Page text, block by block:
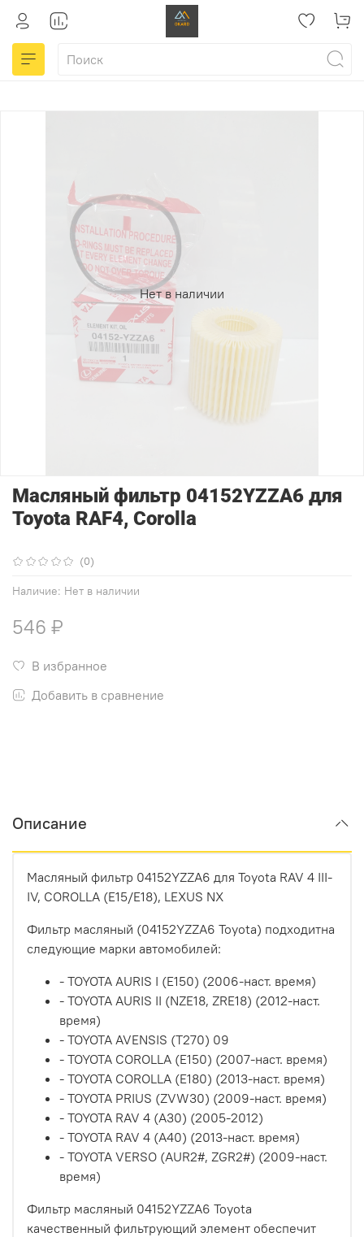
Нет в наличии
(0)
Наличие: Нет в наличии
Масляный фильтр 04152YZZA6 для
Toyota RAF4, Corolla
546 ₽
В избранное
Добавить в сравнение
Описание
Масляный фильтр 04152YZZA6 для Toyota RAV 4 III-
IV, COROLLA (E15/E18), LEXUS NX
Фильтр масляный (04152YZZA6 Toyota) подходитна
следующие марки автомобилей:
- TOYOTA AURIS I (E150) (2006-наст. время)
- TOYOTA AURIS II (NZE18, ZRE18) (2012-наст.
время)
- TOYOTA AVENSIS (T270) 09
- TOYOTA COROLLA (E150) (2007-наст. время)
- TOYOTA COROLLA (E180) (2013-наст. время)
- TOYOTA PRIUS (ZVW30) (2009-наст. время)
- TOYOTA RAV 4 (A30) (2005-2012)
- TOYOTA RAV 4 (A40) (2013-наст. время)
- TOYOTA VERSO (AUR2#, ZGR2#) (2009-наст.
время)
Фильтр масляный 04152YZZA6 Toyota
качественный фильтрующий элемент обеспечит